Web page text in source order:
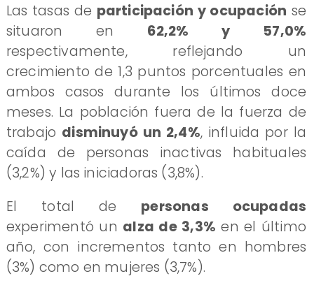
Las tasas de participación y ocupación se
situaron en 62,2% y 57,0%
respectivamente, reflejando un
crecimiento de 1,3 puntos porcentuales en
ambos casos durante los últimos doce
meses. La población fuera de la fuerza de
trabajo disminuyó un 2,4%, influida por la
caída de personas inactivas habituales
(3,2%) y las iniciadoras (3,8%).
El total de personas ocupadas
experimentó un alza de 3,3% en el último
año, con incrementos tanto en hombres
(3%) como en mujeres (3,7%).